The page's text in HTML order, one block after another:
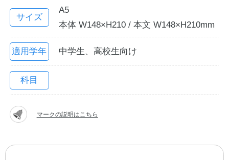
教職員の皆さまへ
サイズ
A5
本体 W148×H210 / 本文 W148×H210mm
適用学年 中学生、高校生向け
科目
マークの説明はこちら